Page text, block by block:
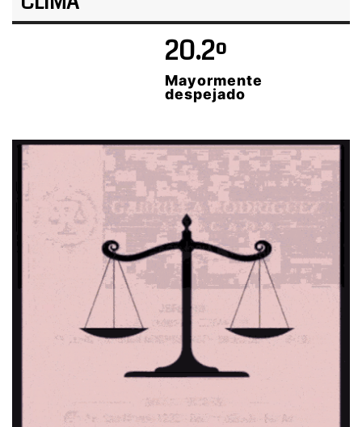
20.2º
Mayormente
despejado